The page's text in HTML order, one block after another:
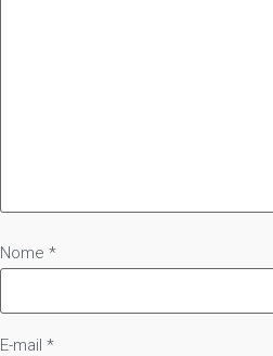
Nome *
E-mail *